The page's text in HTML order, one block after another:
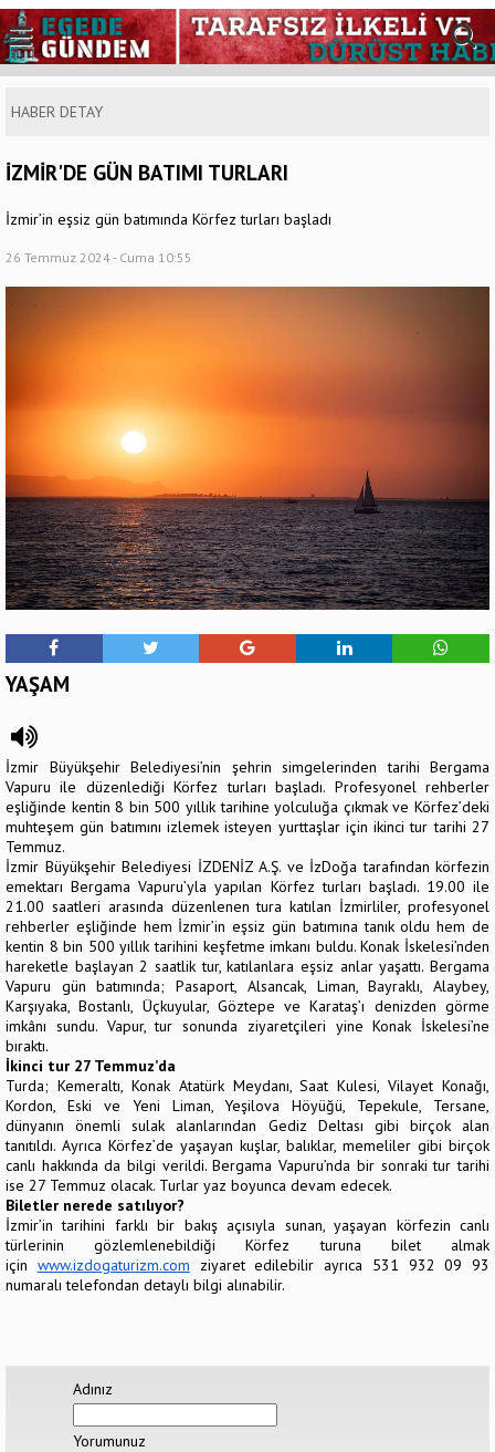
HABER DETAY
İZMİR'DE GÜN BATIMI TURLARI
İzmir’in eşsiz gün batımında Körfez turları başladı
26 Temmuz 2024 - Cuma 10:55
YAŞAM
İzmir Büyükşehir Belediyesi’nin şehrin simgelerinden tarihi Bergama
Vapuru ile düzenlediği Körfez turları başladı. Profesyonel rehberler
eşliğinde kentin 8 bin 500 yıllık tarihine yolculuğa çıkmak ve Körfez’deki
muhteşem gün batımını izlemek isteyen yurttaşlar için ikinci tur tarihi 27
Temmuz.
İzmir Büyükşehir Belediyesi İZDENİZ A.Ş. ve İzDoğa tarafından körfezin
emektarı Bergama Vapuru’yla yapılan Körfez turları başladı. 19.00 ile
21.00 saatleri arasında düzenlenen tura katılan İzmirliler, profesyonel
rehberler eşliğinde hem İzmir’in eşsiz gün batımına tanık oldu hem de
kentin 8 bin 500 yıllık tarihini keşfetme imkanı buldu. Konak İskelesi’nden
hareketle başlayan 2 saatlik tur, katılanlara eşsiz anlar yaşattı. Bergama
Vapuru gün batımında; Pasaport, Alsancak, Liman, Bayraklı, Alaybey,
Karşıyaka, Bostanlı, Üçkuyular, Göztepe ve Karataş’ı denizden görme
imkânı sundu. Vapur, tur sonunda ziyaretçileri yine Konak İskelesi’ne
bıraktı.
İkinci tur 27 Temmuz’da
Turda; Kemeraltı, Konak Atatürk Meydanı, Saat Kulesi, Vilayet Konağı,
Kordon, Eski ve Yeni Liman, Yeşilova Höyüğü, Tepekule, Tersane,
dünyanın önemli sulak alanlarından Gediz Deltası gibi birçok alan
tanıtıldı. Ayrıca Körfez’de yaşayan kuşlar, balıklar, memeliler gibi birçok
canlı hakkında da bilgi verildi. Bergama Vapuru’nda bir sonraki tur tarihi
ise 27 Temmuz olacak. Turlar yaz boyunca devam edecek.
Biletler nerede satılıyor?
İzmir’in tarihini farklı bir bakış açısıyla sunan, yaşayan körfezin canlı
türlerinin gözlemlenebildiği Körfez turuna bilet almak
için www.izdogaturizm.com ziyaret edilebilir ayrıca 531 932 09 93
numaralı telefondan detaylı bilgi alınabilir.
Adınız
Yorumunuz